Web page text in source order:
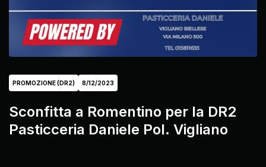
PROMOZIONE (DR2) 8/12/2023
Sconfitta a Romentino per la DR2
Pasticceria Daniele Pol. Vigliano